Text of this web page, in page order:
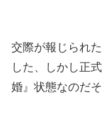
交際が報じられ
した、しかし正
婚』状態なのだそ